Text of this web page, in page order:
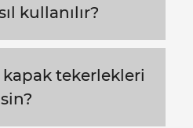
kullanılır?
tekerlekleri